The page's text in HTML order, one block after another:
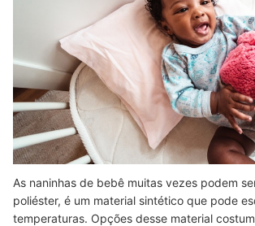
As naninhas de bebê muitas vezes podem
poliéster, é um material sintético que pode
temperaturas. Opções desse material